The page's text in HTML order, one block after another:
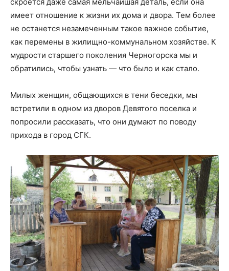
скроется даже самая мельчайшая деталь, если она
имеет отношение к жизни их дома и двора. Тем более
не останется незамеченным такое важное событие,
как перемены в жилищно-коммунальном хозяйстве. К
мудрости старшего поколения Черногорска мы и
обратились, чтобы узнать — что было и как стало.
Милых женщин, общающихся в тени беседки, мы
встретили в одном из дворов Девятого поселка и
попросили рассказать, что они думают по поводу
прихода в город СГК.